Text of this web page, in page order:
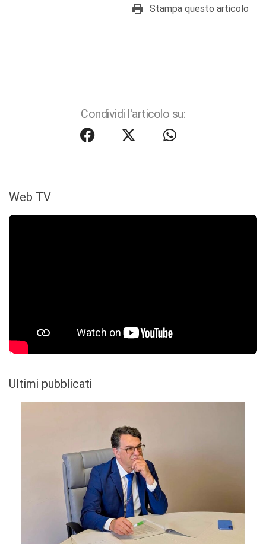
Stampa questo articolo
Condividi l'articolo su:
Web TV
Ultimi pubblicati